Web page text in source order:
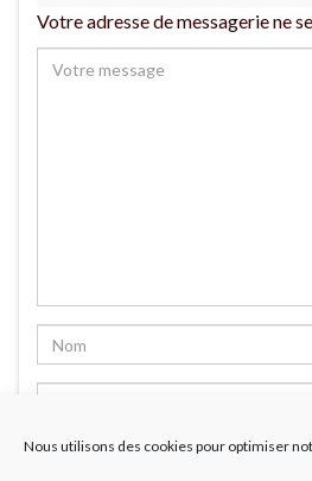
Nous utilisons des cookies pour optimiser
Votre adresse de messagerie ne